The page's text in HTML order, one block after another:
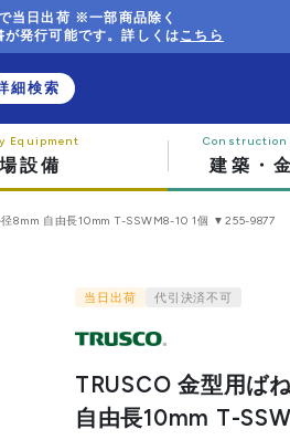
当日出荷 ※一部商品除く
発行可能です。詳しくはこちら
細検索
設備 建築・
8mm 自由長10mm T-SSWM8-10 1個 ▼255-9877
当日出荷 代引決済不可
TRUSCO 金型用ば
自由長10mm T-